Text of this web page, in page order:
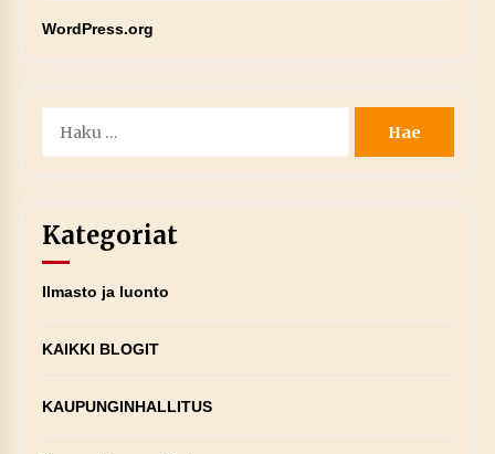
WordPress.org
Kategoriat
Ilmasto ja luonto
KAIKKI BLOGIT
KAUPUNGINHALLITUS